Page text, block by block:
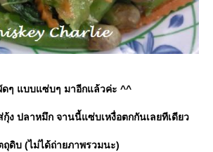
ดๆ แบบแซ่บๆ มาอีกแล้วค่ะ ^^
กุ้ง ปลาหมึก จานนี้แซ่บเหงื่อตกกันเลยทีเดียว
ถุดิบ (ไม่ได้ถ่ายภาพรวมนะ)